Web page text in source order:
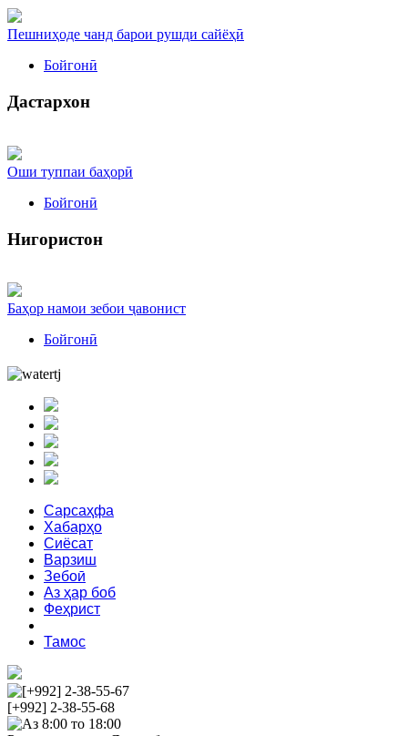
Пешниҳоде чанд барои рушди сайёҳӣ
Бойгонӣ
Дастархон
Оши туппаи баҳорӣ
Бойгонӣ
Нигористон
Баҳор намои зебои ҷавонист
Бойгонӣ
Сарсаҳфа
Хабарҳо
Сиёсат
Варзиш
Зебоӣ
Аз ҳар боб
Феҳрист
Тамос
[+992] 2-38-55-67
[+992] 2-38-55-68
Аз 8:00 то 18:00